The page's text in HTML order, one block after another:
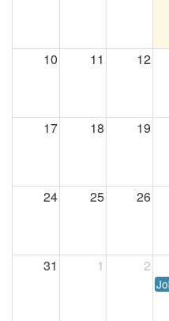
10 11 12
17 18 19
24 25 26
31 1 2